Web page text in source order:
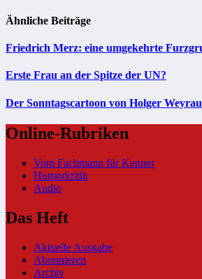
Ähnliche Beiträge
Friedrich Merz: eine umgekehrte
Erste Frau an der Spitze der UN?
Der Sonntagscartoon von Holger
Online-Rubriken
Vom Fachmann für Kenner
Humorkritik
Audio
Das Heft
Aktuelle Ausgabe
Abonnieren
Archiv